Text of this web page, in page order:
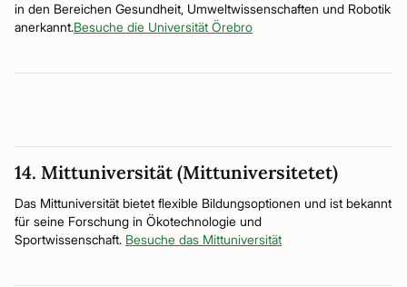
in den Bereichen Gesundheit, Umweltwissenschaften und Robotik
anerkannt.Besuche die Universität Örebro
14. Mittuniversität (Mittuniversitetet)
Das Mittuniversität bietet flexible Bildungsoptionen und ist bekannt
für seine Forschung in Ökotechnologie und
Sportwissenschaft. Besuche das Mittuniversität